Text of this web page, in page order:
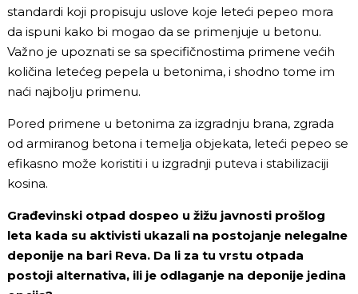
standardi koji propisuju uslove koje leteći pepeo mora
da ispuni kako bi mogao da se primenjuje u betonu.
Važno je upoznati se sa specifičnostima primene većih
količina letećeg pepela u betonima, i shodno tome im
naći najbolju primenu.
Pored primene u betonima za izgradnju brana, zgrada
od armiranog betona i temelja objekata, leteći pepeo se
efikasno može koristiti i u izgradnji puteva i stabilizaciji
kosina.
Građevinski otpad dospeo u žižu javnosti prošlog
leta kada su aktivisti ukazali na postojanje nelegalne
deponije na bari Reva. Da li za tu vrstu otpada
postoji alternativa, ili je odlaganje na deponije jedina